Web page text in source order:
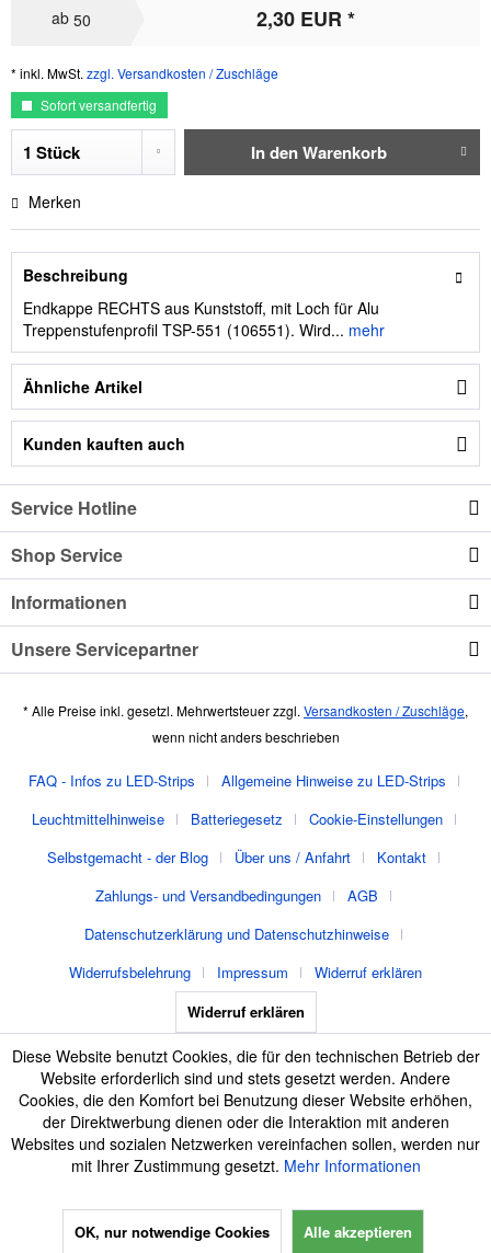
ab 50 2,30 EUR *
* inkl. MwSt. zzgl. Versandkosten / Zuschläge
Sofort versandfertig
In denWarenkorb
Merken
Beschreibung
Endkappe RECHTS aus Kunststoff, mit Loch für Alu
Treppenstufenprofil TSP-551 (106551). Wird... mehr
Ähnliche Artikel
Kunden kauften auch
Service Hotline
Shop Service
Informationen
Unsere Servicepartner
* Alle Preise inkl. gesetzl. Mehrwertsteuer zzgl. Versandkosten / Zuschläge,
wenn nicht anders beschrieben
FAQ - Infos zu LED-Strips
Allgemeine Hinweise zu LED-Strips
Leuchtmittelhinweise
Batteriegesetz
Cookie-Einstellungen
Selbstgemacht - der Blog
Über uns / Anfahrt
Kontakt
Zahlungs- und Versandbedingungen
AGB
Datenschutzerklärung und Datenschutzhinweise
Widerrufsbelehrung
Impressum
Widerruf erklären
Widerruf erklären
Diese Website benutzt Cookies, die für den technischen Betrieb der
Website erforderlich sind und stets gesetzt werden. Andere
Cookies, die den Komfort bei Benutzung dieser Website erhöhen,
der Direktwerbung dienen oder die Interaktion mit anderen
Websites und sozialen Netzwerken vereinfachen sollen, werden nur
mit Ihrer Zustimmung gesetzt. Mehr Informationen
OK, nur notwendige Cookies Alle akzeptieren